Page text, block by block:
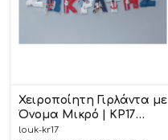
Χειροποίητη Γιρλάντα με
Όνομα Μικρό | ΚΡ17
Loukia
louk-kr17